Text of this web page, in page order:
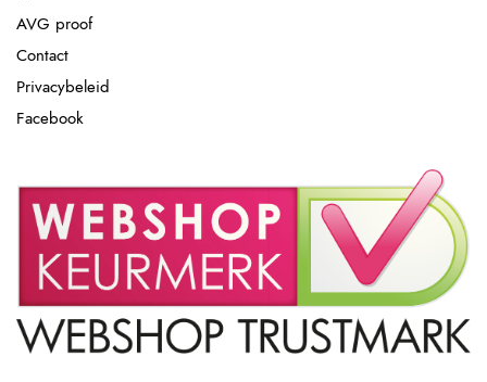
AVG proof
Contact
Privacybeleid
Facebook